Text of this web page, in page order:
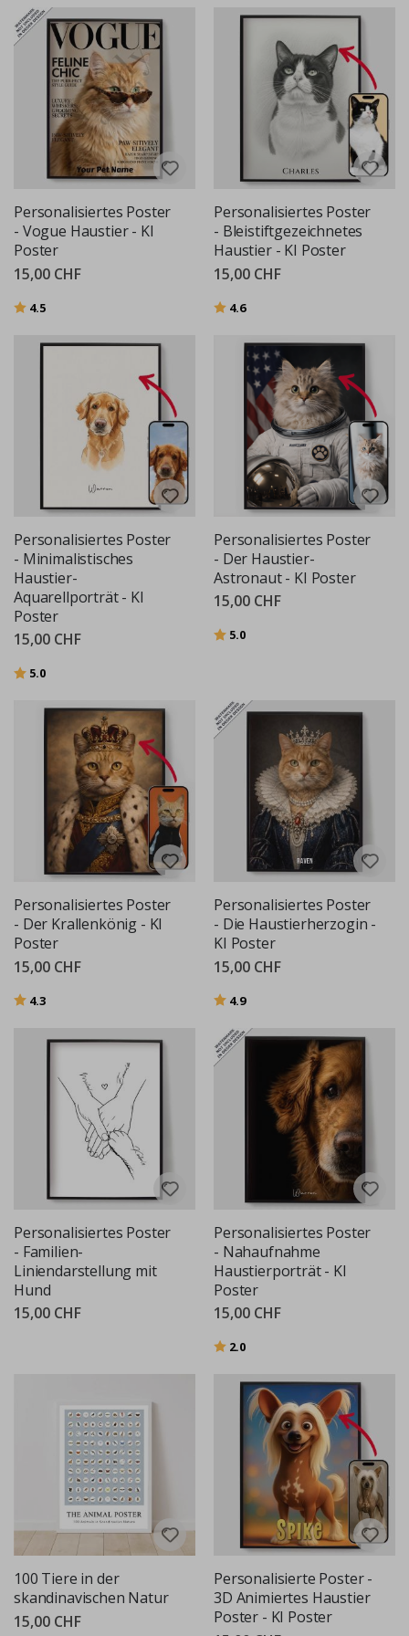
Personalisiertes Poster
- Vogue Haustier - KI
Poster
15,00 CHF
Bewertung:
4.5
Personalisiertes Poster
- Bleistiftgezeichnetes
Haustier - KI Poster
15,00 CHF
Bewertung:
4.6von 5 Sternen
Personalisiertes Poster
- Minimalistisches
Haustier-
Aquarellporträt - KI
Poster
15,00 CHF
Bewertung:
5.0
Personalisiertes Poster
- Der Haustier-
Astronaut - KI Poster
15,00 CHF
Bewertung:
5.0
Personalisiertes Poster
- Der Krallenkönig - KI
Poster
15,00 CHF
Bewertung:
4.3
Personalisiertes Poster
- Die Haustierherzogin -
KI Poster
15,00 CHF
Bewertung:
4.9von 5 Sternen
Personalisiertes Poster
- Familien-
Liniendarstellung mit
Hund
15,00 CHF
Personalisiertes Poster
- Nahaufnahme
Haustierporträt - KI
Poster
15,00 CHF
Bewertung:
2.0
100 Tiere in der
skandinavischen Natur
15,00 CHF
Personalisierte Poster -
3D Animiertes Haustier
Poster - KI Poster